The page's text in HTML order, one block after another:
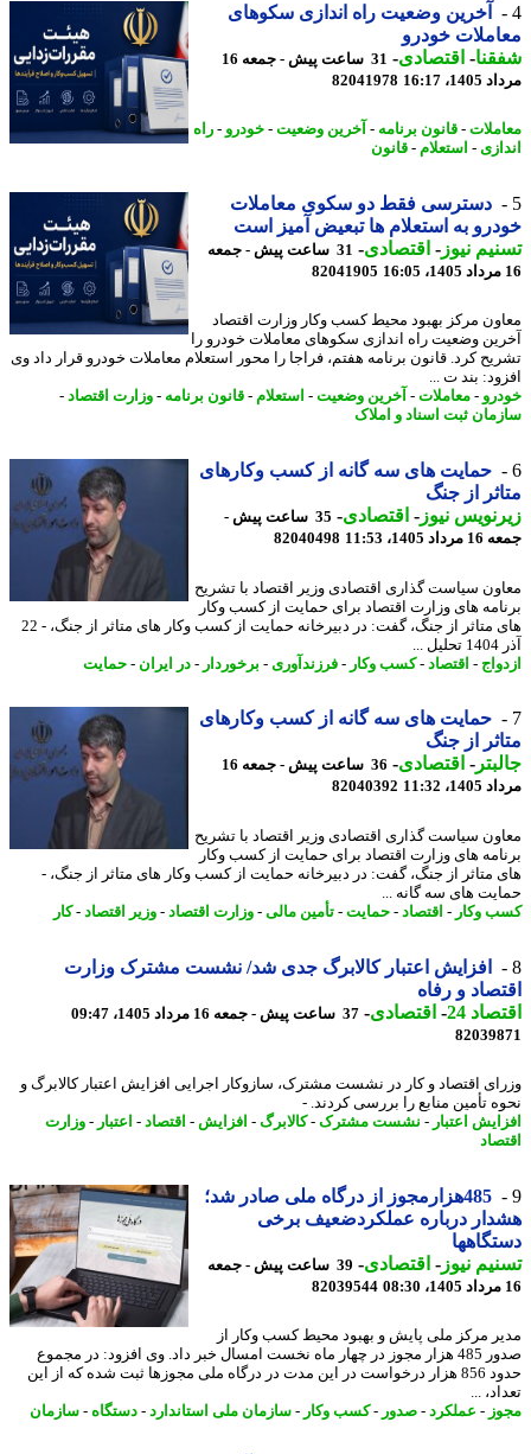
آخرین وضعیت راه اندازی سکوهای
خودرو
-اقتصادی-
31 ساعت پیش - جمعه 16
16:17
82041978
-قانون برنامه -آخرین وضعیت-خودرو-راه
- استعلام-قانون
دسترسی فقط دو سکوی معاملات
به استعلام ها تبعیض آمیز است
نیوز-اقتصادی-
31 ساعت پیش - جمعه
82041905
مرکز بهبود محیط کسب وکار وزارت اقتصاد
وضعیت راه اندازی سکوهای معاملات خودرو را
کرد. قانون برنامه هفتم، فراجا را محور استعلام معاملات خودرو قرار داد وی
بند ت ...
-معاملات-آخرین وضعیت-استعلام-قانون برنامه -وزارت اقتصاد-
ثبت اسناد و املاک
حمایت های سه گانه از کسب وکارهای
از جنگ
نیوز-اقتصادی-
35 ساعت پیش -
11:53
82040498
سیاست گذاری اقتصادی وزیر اقتصاد با تشریح
های وزارت اقتصاد برای حمایت از کسب وکار
های متاثر از جنگ، گفت: در دبیرخانه حمایت از کسب وکار های متاثر از جنگ، - 22
-اقتصاد-کسب وکار -فرزندآوری - برخوردار-در ایران - حمایت
حمایت های سه گانه از کسب وکارهای
از جنگ
-اقتصادی-
36 ساعت پیش - جمعه 16
11:32
82040392
سیاست گذاری اقتصادی وزیر اقتصاد با تشریح
های وزارت اقتصاد برای حمایت از کسب وکار
متاثر از جنگ، گفت: در دبیرخانه حمایت از کسب وکار های متاثر از جنگ، -
های سه گانه ...
وکار -اقتصاد-حمایت-تأمین مالی-وزارت اقتصاد-وزیر اقتصاد-کار
افزایش اعتبار کالابرگ جدی شد/ نشست مشترک وزارت
و رفاه
24
-اقتصادی-37 ساعت پیش - جمعه 16 مرداد 1405، 09:47
اقتصاد و کار در نشست مشترک، سازوکار اجرایی افزایش اعتبار کالابرگ و
تأمین منابع را بررسی کردند. -
اعتبار-نشست مشترک- کالابرگ- افزایش -اقتصاد-اعتبار-وزارت
485هزارمجوز از درگاه ملی صادر شد؛
درباره عملکردضعیف برخی
نیوز-اقتصادی-
39 ساعت پیش - جمعه
82039544
مرکز ملی پایش و بهبود محیط کسب وکار از
صدور 485 هزار مجوز در چهار ماه نخست امسال خبر داد. وی افزود: در مجموع
حدود 856 هزار درخواست در این مدت در درگاه ملی مجوزها ثبت شده که از این
...
-عملکرد-صدور-کسب وکار -سازمان ملی استاندارد- دستگاه-سازمان